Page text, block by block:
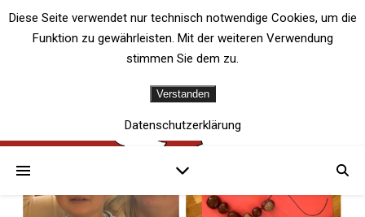
Diese Seite verwendet nur technisch notwendige Cookies, um die
Funktion zu gewährleisten. Mit der weiteren Verwendung
stimmen Sie dem zu.
Verstanden
Datenschutzerklärung